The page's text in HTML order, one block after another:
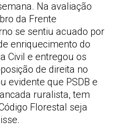
Na avaliação
da Frente
se sentiu acuado por
enriquecimento do
Civil e entregou os
de direita no
evidente que PSDB e
ruralista, tem
Florestal seja